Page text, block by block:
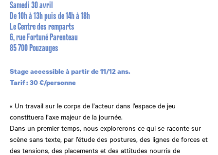
Samedi 30 avril
De 10h à 13h puis de 14h à 18h
Le Centre des remparts
6, rue Fortuné Parenteau
85 700 Pouzauges
Stage accessible à partir de 11/12 ans.
Tarif : 30 €/personne
« Un travail sur le corps de l’acteur dans l’espace de jeu
constituera l’axe majeur de la journée.
Dans un premier temps, nous explorerons ce qui se raconte sur
scène sans texte, par l’étude des postures, des lignes de forces et
des tensions, des placements et des attitudes nourris de